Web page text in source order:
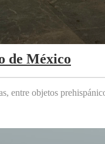
de México
entre objetos